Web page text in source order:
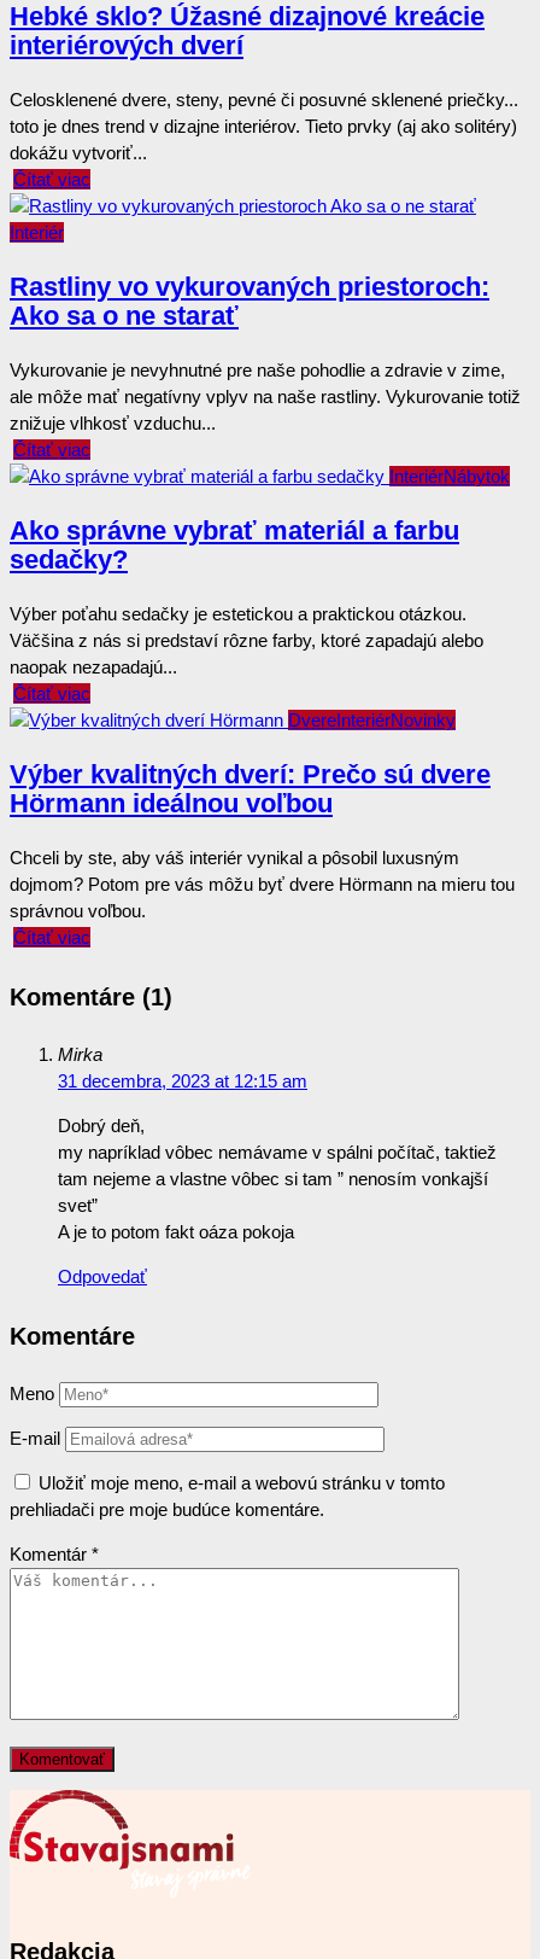
Hebké sklo? Úžasné dizajnové kreácie
interiérových dverí
Celosklenené dvere, steny, pevné či posuvné sklenené priečky...
toto je dnes trend v dizajne interiérov. Tieto prvky (aj ako solitéry)
dokážu vytvoriť...
Čítať viac
Interiér
Rastliny vo vykurovaných priestoroch:
Ako sa o ne starať
Vykurovanie je nevyhnutné pre naše pohodlie a zdravie v zime,
ale môže mať negatívny vplyv na naše rastliny. Vykurovanie totiž
znižuje vlhkosť vzduchu...
Čítať viac
InteriérNábytok
Ako správne vybrať materiál a farbu
sedačky?
Výber poťahu sedačky je estetickou a praktickou otázkou.
Väčšina z nás si predstaví rôzne farby, ktoré zapadajú alebo
naopak nezapadajú...
Čítať viac
DvereInteriérNovinky
Výber kvalitných dverí: Prečo sú dvere
Hörmann ideálnou voľbou
Chceli by ste, aby váš interiér vynikal a pôsobil luxusným
dojmom? Potom pre vás môžu byť dvere Hörmann na mieru tou
správnou voľbou.
Čítať viac
Komentáre (1)
Mirka
31 decembra, 2023 at 12:15 am
Dobrý deň,
my napríklad vôbec nemávame v spálni počítač, taktiež
tam nejeme a vlastne vôbec si tam ” nenosím vonkajší
svet”
A je to potom fakt oáza pokoja
Odpovedať
Komentáre
Meno
E-mail
Uložiť moje meno, e-mail a webovú stránku v tomto
prehliadači pre moje budúce komentáre.
Komentár *
Redakcia